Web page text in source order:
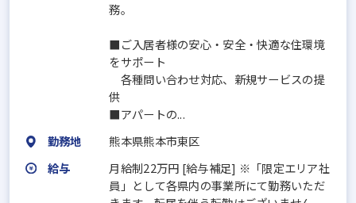
務。
■ご入居者様の安心・安全・快適な住環境
をサポート
各種問い合わせ対応、新規サービスの提
供
■アパートの...
勤務地
熊本県熊本市東区
給与
月給制22万円 [給与補足] ※「限定エリア社
員」として各県内の事業所にて勤務いただ